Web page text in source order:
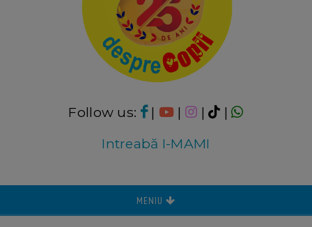
Follow us: | | |
|
Intreabă I-MAMI
MENIU